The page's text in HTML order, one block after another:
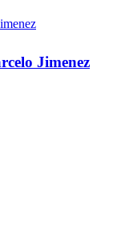
Jimenez